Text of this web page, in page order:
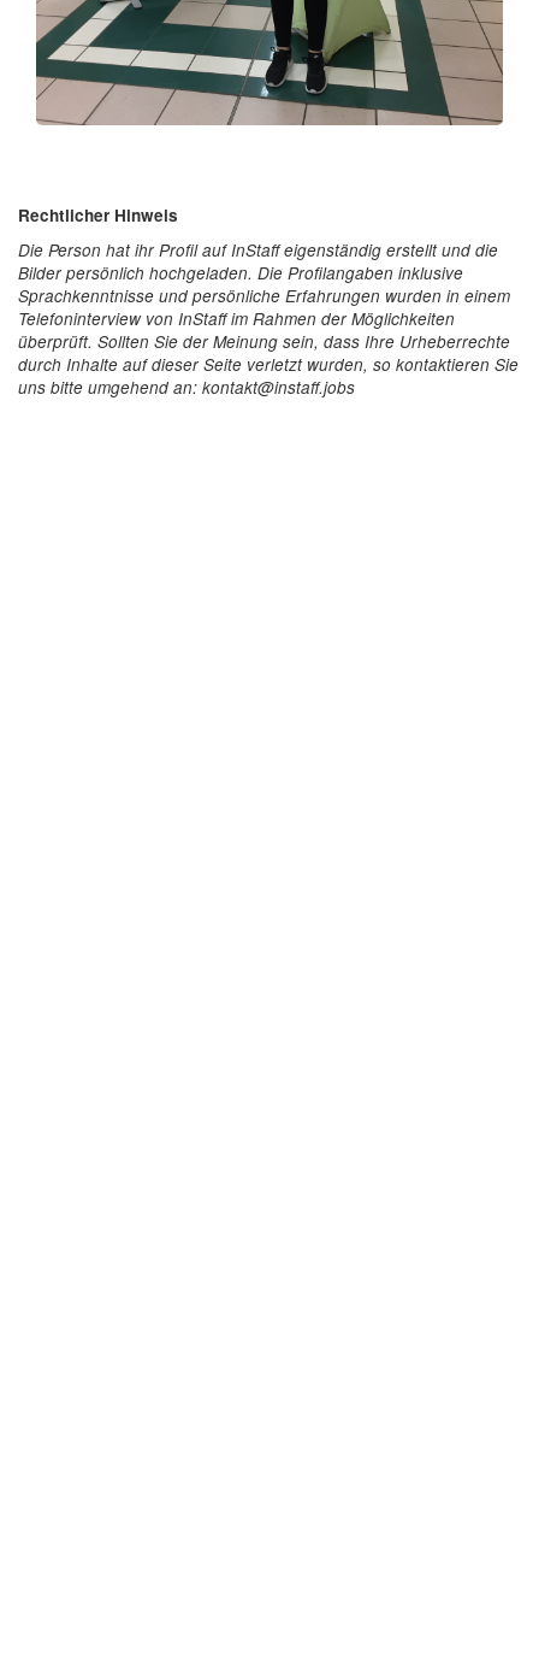
Rechtlicher Hinweis
Die Person hat ihr Profil auf InStaff eigenständig erstellt und die
Bilder persönlich hochgeladen. Die Profilangaben inklusive
Sprachkenntnisse und persönliche Erfahrungen wurden in einem
Telefoninterview von InStaff im Rahmen der Möglichkeiten
überprüft. Sollten Sie der Meinung sein, dass Ihre Urheberrechte
durch Inhalte auf dieser Seite verletzt wurden, so kontaktieren Sie
uns bitte umgehend an: kontakt@instaff.jobs